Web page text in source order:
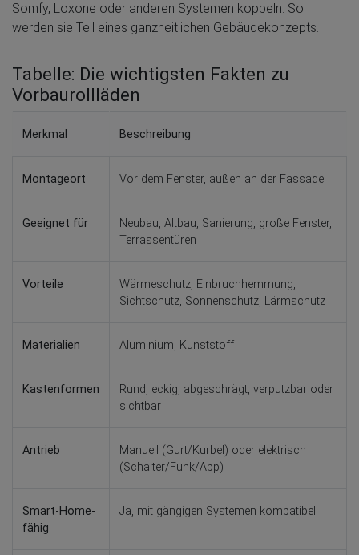
Somfy, Loxone oder anderen Systemen koppeln. So
werden sie Teil eines ganzheitlichen Gebäudekonzepts.
Tabelle: Die wichtigsten Fakten zu
Vorbaurollläden
Merkmal Beschreibung
Montageort Vor dem Fenster, außen an der Fassade
Geeignet für
Neubau, Altbau, Sanierung, große Fenster,
Terrassentüren
Vorteile
Wärmeschutz, Einbruchhemmung,
Sichtschutz, Sonnenschutz, Lärmschutz
Materialien Aluminium, Kunststoff
Kastenformen
Rund, eckig, abgeschrägt, verputzbar oder
sichtbar
Antrieb
Manuell (Gurt/Kurbel) oder elektrisch
(Schalter/Funk/App)
Smart-Home-
fähig
Ja, mit gängigen Systemen kompatibel